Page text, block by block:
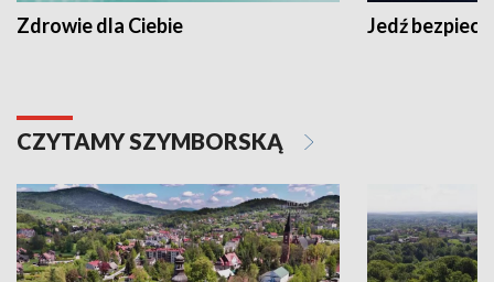
Zdrowie dla Ciebie Jedź
CZYTAMY SZYMBORSKĄ